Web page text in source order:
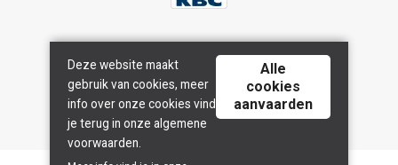
Bezorgd door
Deze website maakt
gebruik van cookies, meer
info over onze cookies vind
je terug in onze algemene
voorwaarden.
Alle
cookies
aanvaarden